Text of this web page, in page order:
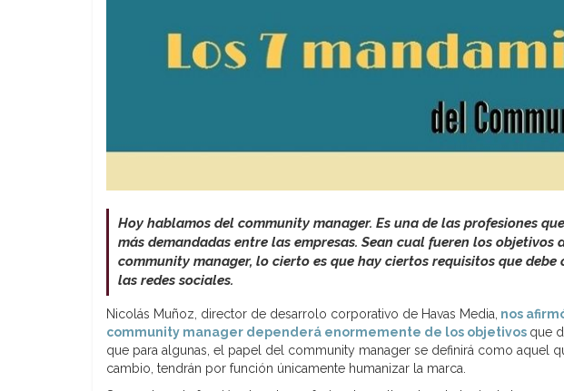
Hoy hablamos del community manager. Es una de las profesiones
más demandadas entre las empresas. Sean cual fueren los objetivos
community manager, lo cierto es que hay ciertos requisitos que
las redes sociales.
Nicolás Muñoz, director de desarrolo corporativo de Havas Media, nos
community manager dependerá enormemente de los objetivos que
que para algunas, el papel del community manager se definirá como aquel
cambio, tendrán por función únicamente humanizar la marca.